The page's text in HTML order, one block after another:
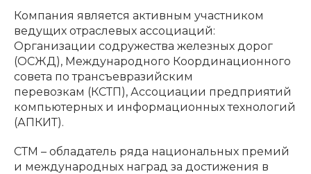
Компания является активным участником
ведущих отраслевых ассоциаций:
Организации содружества железных дорог
(ОСЖД), Международного Координационного
совета по трансъевразийским
перевозкам (КСТП), Ассоциации предприятий
компьютерных и информационных технологий
(АПКИТ).
СТМ – обладатель ряда национальных премий
и международных наград за достижения в